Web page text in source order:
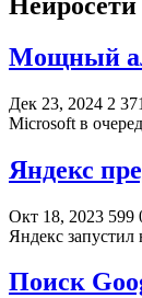
Мощный
Дек 23, 2024 2 371
Microsoft в
Яндекс
Окт 18, 2023 599
Яндекс
Поиск